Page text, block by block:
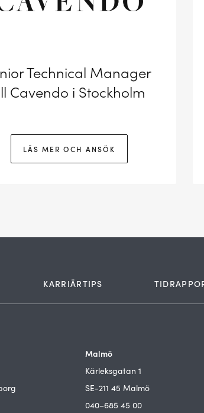
Technical Manager
Cavendo i Stockholm
LÄS MER OCH ANSÖK
KARRIÄRTIPS
Malmö
Kärleksgatan 1
SE-211 45 Malmö
040–685 45 00